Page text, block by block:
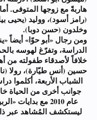
هاربةً مع زوجها المتوفى.
(رامز أسود)، ووليد
وخلدون (حسن دوبا).
ومن رجال «أبو حوّا» أيضاً
الدراسة، وتفرّغ لهوسه
خلافاً لأصدقاء طفولته من
حسين (أنس طيّارة)، رولا
الشباب الأربعة، أكلموا
جوانب أخرى من الحياة
عام 2010 مع
ليستكشف المُشاهد عبر